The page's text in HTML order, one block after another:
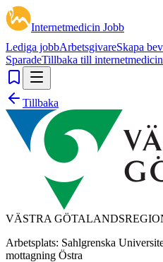
Internetmedicin Jobb
Lediga jobbArbetsgivareSkapa
SparadeTillbaka till internetmedicin
Tillbaka
VÄSTRA
Arbetsplats: Sahlgrenska
mottagning Östra